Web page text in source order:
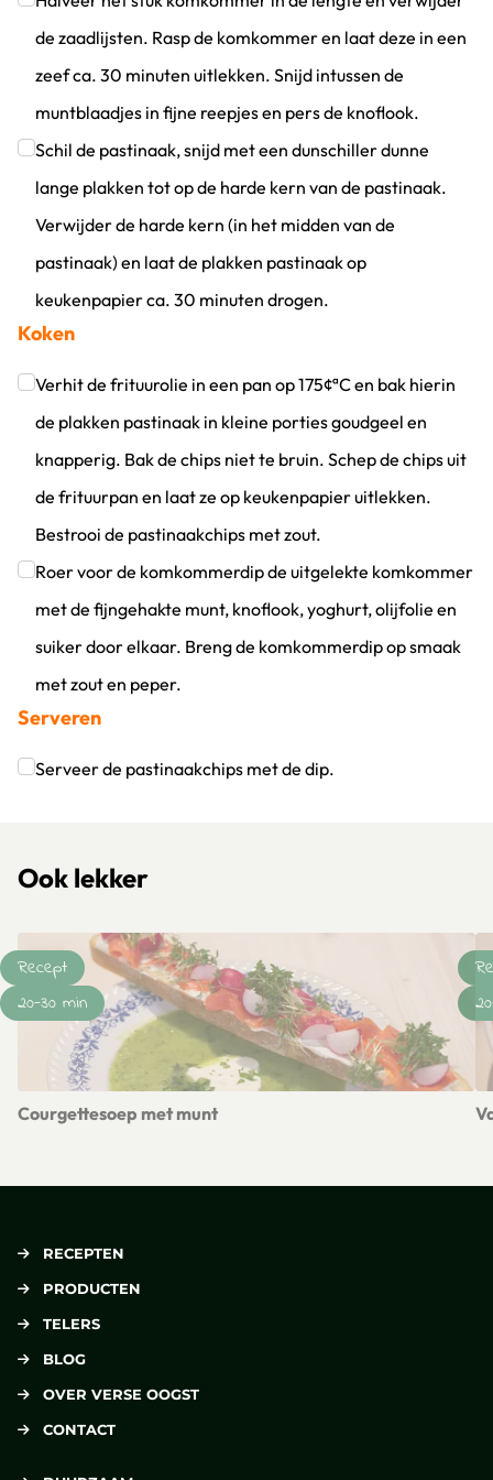
de zaadlijsten. Rasp de komkommer en laat deze in een
zeef ca. 30 minuten uitlekken. Snijd intussen de
muntblaadjes in fijne reepjes en pers de knoflook.
Klik om dit selectievakje aan te vinken
Schil de pastinaak, snijd met een dunschiller dunne
lange plakken tot op de harde kern van de pastinaak.
Verwijder de harde kern (in het midden van de
pastinaak) en laat de plakken pastinaak op
keukenpapier ca. 30 minuten drogen.
Klik om dit selectievakje aan te vinken
Koken
Verhit de frituurolie in een pan op 175¢ªC en bak hierin
de plakken pastinaak in kleine porties goudgeel en
knapperig. Bak de chips niet te bruin. Schep de chips uit
de frituurpan en laat ze op keukenpapier uitlekken.
Bestrooi de pastinaakchips met zout.
Klik om dit selectievakje aan te vinken
Roer voor de komkommerdip de uitgelekte komkommer
met de fijngehakte munt, knoflook, yoghurt, olijfolie en
suiker door elkaar. Breng de komkommerdip op smaak
met zout en peper.
Klik om dit selectievakje aan te vinken
Serveren
Serveer de pastinaakchips met de dip.
Ook lekker
Courgettesoep met munt
Recept
20-30 min
RECEPTEN
PRODUCTEN
TELERS
BLOG
OVER VERSE OOGST
CONTACT